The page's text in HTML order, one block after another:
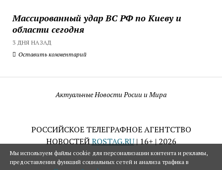
Массированный удар ВС РФ по Киеву и
области сегодня
3 ДНЯ НАЗАД
Оставить комментарий
Актуальные Новости Росии и Мира
РОССИЙСКОЕ ТЕЛЕГРАФНОЕ АГЕНТСТВО
НОВОСТЕЙROSTAG.RU| 16+ | 2026
Мы используем файлы cookie для персонализации контента и рекламы,
предоставления функций социальных сетей и анализа трафика в